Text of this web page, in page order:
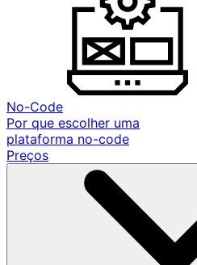
No-Code
Por que escolher uma
plataforma no-code
Preços